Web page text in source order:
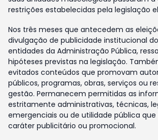
restrições estabelecidas pela legislação
Nos três meses que antecedem as
divulgação de publicidade institucional
entidades da Administração Pública,
hipóteses previstas na legislação.
evitados conteúdos que promovam
públicos, programas, obras, serviços ou
gestão. Permanecem permitidas as
estritamente administrativas, técnicas,
emergenciais ou de utilidade pública
caráter publicitário ou promocional.